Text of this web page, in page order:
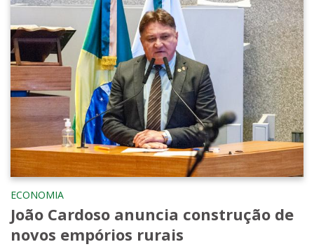
ECONOMIA
João Cardoso anuncia construção de
novos empórios rurais